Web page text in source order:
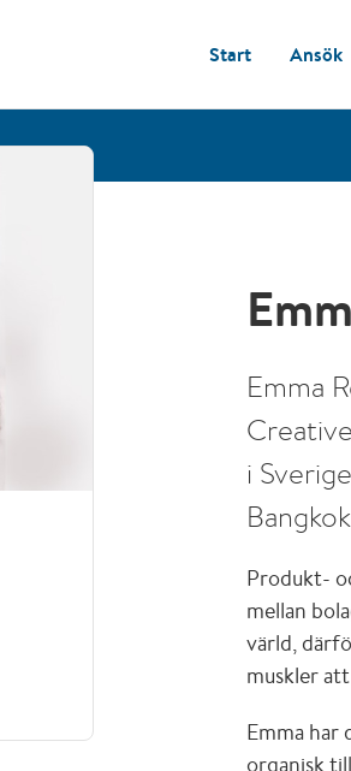
Start Ansök
Emma
i
Produkt-
mellan
värld,
muskler
Emma har
organisk